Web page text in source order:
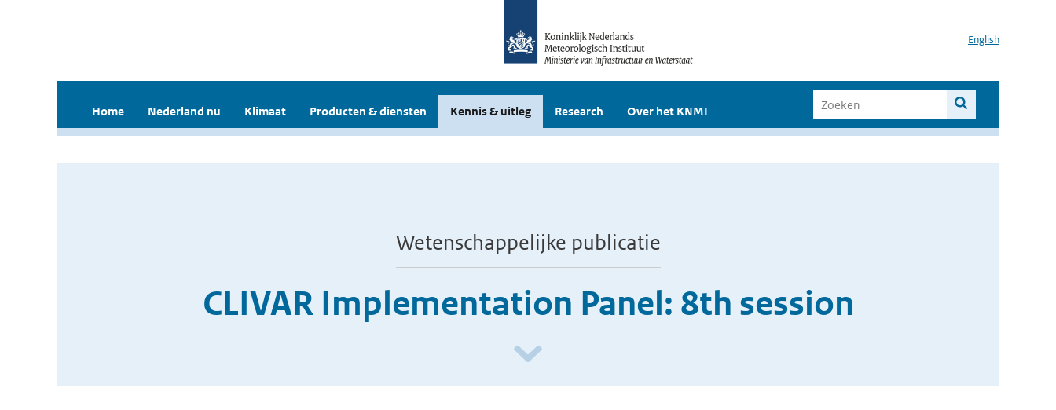
English
Home Nederland nu Klimaat Producten & diensten Kennis & uitleg Research Over het KNMI
Wetenschappelijke publicatie
CLIVAR Implementation Panel: 8th session